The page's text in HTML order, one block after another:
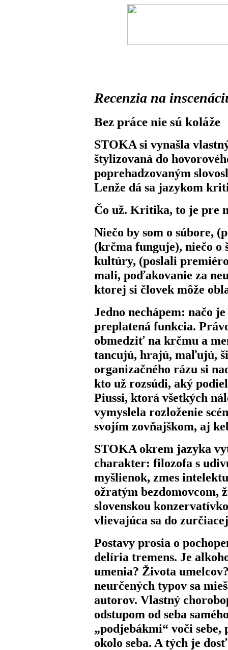
Recenzia na
Bez práce nie sú koláže
STOKA si vynašla
štylizovaná do
poprehadzovaným
Lenže dá sa jazykom
Čo už. Kritika, to je pre
Niečo by som o súbore,
(krčma funguje), niečo
kultúry, (poslali
mali, poďakovanie za
ktorej si človek môže
Jedno nechápem: načo
preplatená funkcia.
obmedziť na krčmu a
tancujú, hrajú, maľujú,
organizačného rázu si
kto už rozsúdi, aký
Piussi, ktorá všetkých
vymyslela rozloženie
svojím zovňajškom, aj
STOKA okrem jazyka
charakter: filozofa s
myšlienok, zmes
ožratým bezdomovcom,
slovenskou
vlievajúca sa do
Postavy prosia o
delíria tremens. Je
umenia? Života
neurčených typov sa
autorov. Vlastný
odstupom od seba
„podjebákmi“ voči
okolo seba. A tých je dosť